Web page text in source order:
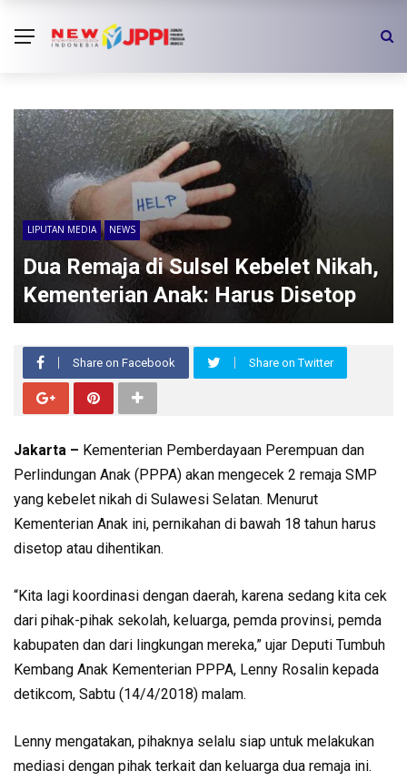
LIPUTAN MEDIA NEWS
Dua Remaja di Sulsel Kebelet Nikah,
Kementerian Anak: Harus Disetop
Share on Facebook Share on Twitter
Jakarta – Kementerian Pemberdayaan Perempuan dan
Perlindungan Anak (PPPA) akan mengecek 2 remaja SMP
yang kebelet nikah di Sulawesi Selatan. Menurut
Kementerian Anak ini, pernikahan di bawah 18 tahun harus
disetop atau dihentikan.
“Kita lagi koordinasi dengan daerah, karena sedang kita cek
dari pihak-pihak sekolah, keluarga, pemda provinsi, pemda
kabupaten dan dari lingkungan mereka,” ujar Deputi Tumbuh
Kembang Anak Kementerian PPPA, Lenny Rosalin kepada
detikcom, Sabtu (14/4/2018) malam.
Lenny mengatakan, pihaknya selalu siap untuk melakukan
mediasi dengan pihak terkait dan keluarga dua remaja ini.